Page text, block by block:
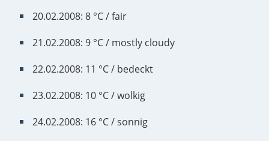
20.02.2008: 8 °C / fair
21.02.2008: 9 °C / mostly cloudy
22.02.2008: 11 °C / bedeckt
23.02.2008: 10 °C / wolkig
24.02.2008: 16 °C / sonnig